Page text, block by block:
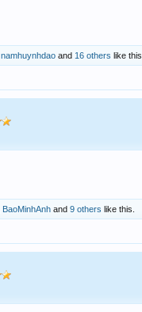
namhuynhdao and 16 others like this.
BaoMinhAnh and 9 others like this.